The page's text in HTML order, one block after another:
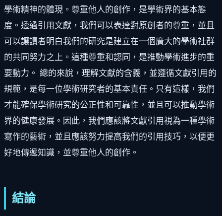
學術精神的體現。尊重他人的創作，是學術界的基本態
度。透過引用文獻，我們可以表達對原創者的尊重，並且
可以讓讀者明白我們的研究是建立在一個廣大的學術社群
的共同努力之上。這種尊重和認同，是推動學術進步的重
要動力。 總的來說，理解文獻的含義，並遵循文獻引用的
規範，是每一位學術研究者的基本責任。只有這樣，我們
才能確保學術研究的公正性和可靠性，並且可以推動學術
界的健康發展。因此，我們應該將文獻引用視為一種學術
寫作的藝術，並且應該努力提高我們的引用技巧，以便更
好地傳遞知識，並尊重他人的創作。
結論